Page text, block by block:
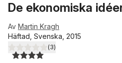
De ekonomiska
Av Martin Kragh
Häftad, Svenska, 2015
4,0utav 5 stjärnor. Totalt antal
(3)